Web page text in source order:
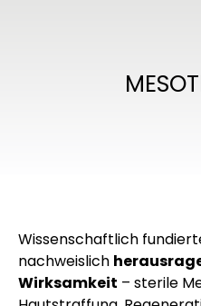
Wissenschaftlich
nachweislich
Wirksamkeit – sterile